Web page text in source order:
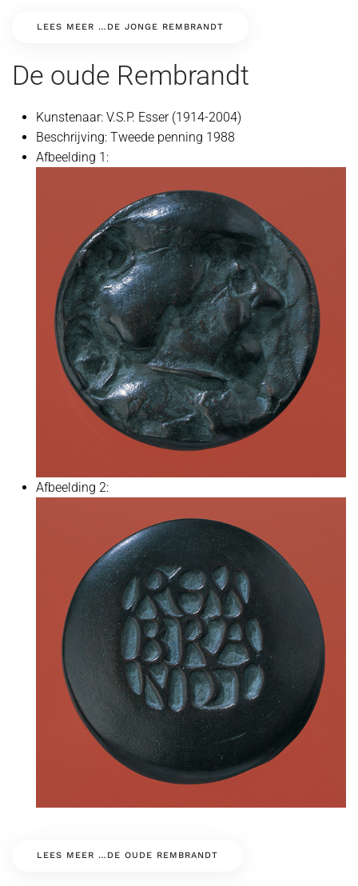
LEES MEER …DE JONGE REMBRANDT
De oude Rembrandt
Kunstenaar: V.S.P. Esser (1914-2004)
Beschrijving: Tweede penning 1988
Afbeelding 1:
Afbeelding 2:
LEES MEER …DE OUDE REMBRANDT